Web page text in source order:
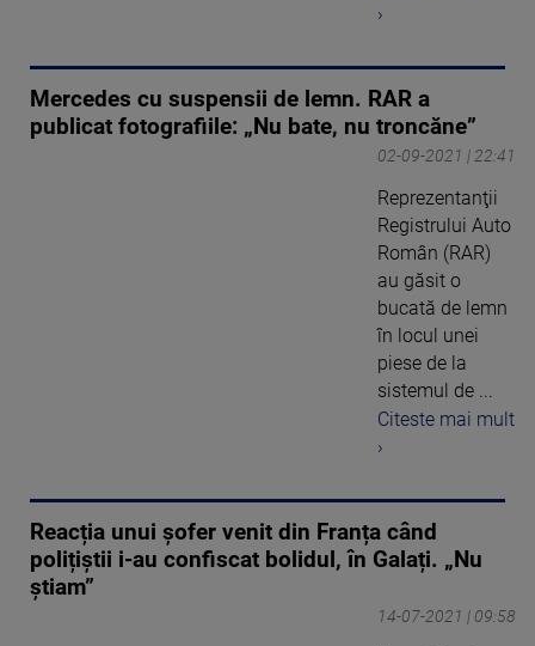
›
Mercedes cu suspensii de lemn. RAR a
publicat fotografiile: „Nu bate, nu troncăne”
02-09-2021 | 22:41
Reprezentanţii
Registrului Auto
Român (RAR)
au găsit o
bucată de lemn
în locul unei
piese de la
sistemul de ...
Citeste mai mult
›
Reacția unui șofer venit din Franța când
polițiștii i-au confiscat bolidul, în Galați. „Nu
știam”
14-07-2021 | 09:58